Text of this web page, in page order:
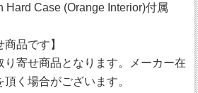
Hard Case (Orange Interior)付属
品です】
寄せ商品となります。メーカー在
く場合がございます。